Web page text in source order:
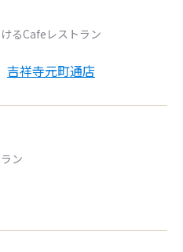
るCafeレストラン
吉祥寺元町通店
ン